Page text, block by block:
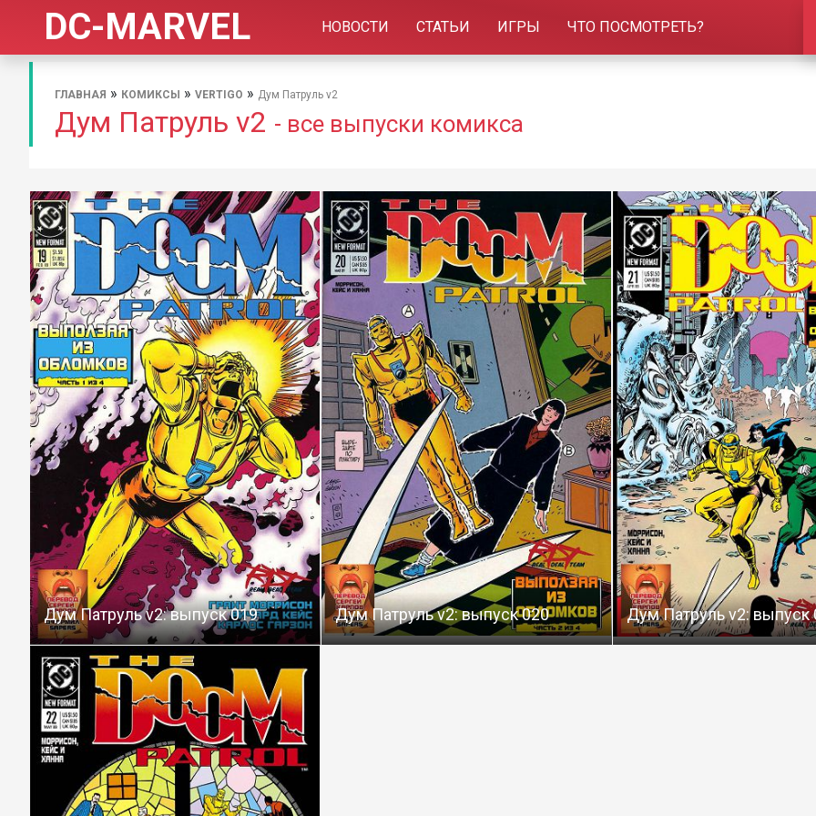
DC-MARVEL НОВОСТИ СТАТЬИ ИГРЫ ЧТО ПОСМОТРЕТЬ?
ГЛАВНАЯ » КОМИКСЫ » VERTIGO » Дум Патруль v2
Дум Патруль v2 - все выпуски комикса
Дум Патруль v2: выпуск 019 Дум Патруль v2: выпуск 020 Дум Патруль v2: выпуск